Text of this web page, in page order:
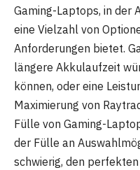
Gaming-Laptops, in der
eine Vielzahl von
Anforderungen bietet.
längere Akkulaufzeit
können, oder eine
Maximierung von
Fülle von Gaming-
der Fülle an
schwierig, den